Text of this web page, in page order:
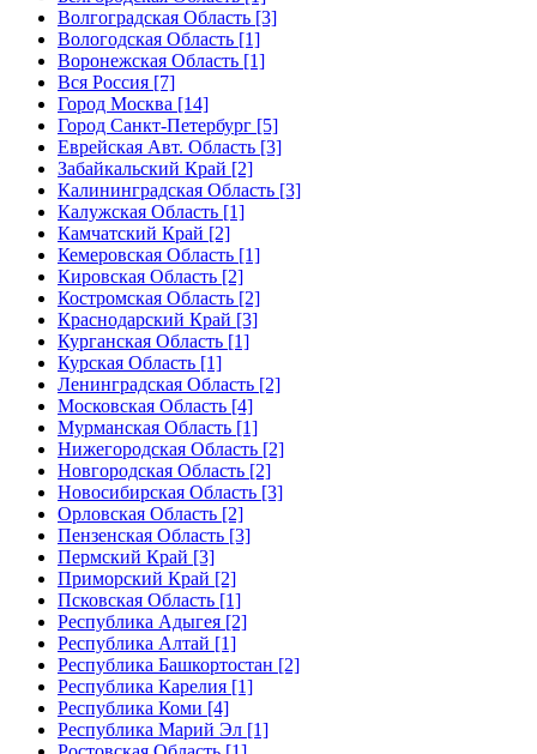
Волгоградская Область [3]
Вологодская Область [1]
Воронежская Область [1]
Вся Россия [7]
Город Москва [14]
Город Санкт-Петербург [5]
Еврейская Авт. Область [3]
Забайкальский Край [2]
Калининградская Область [3]
Калужская Область [1]
Камчатский Край [2]
Кемеровская Область [1]
Кировская Область [2]
Костромская Область [2]
Краснодарский Край [3]
Курганская Область [1]
Курская Область [1]
Ленинградская Область [2]
Московская Область [4]
Мурманская Область [1]
Нижегородская Область [2]
Новгородская Область [2]
Новосибирская Область [3]
Орловская Область [2]
Пензенская Область [3]
Пермский Край [3]
Приморский Край [2]
Псковская Область [1]
Республика Адыгея [2]
Республика Алтай [1]
Республика Башкортостан [2]
Республика Карелия [1]
Республика Коми [4]
Республика Марий Эл [1]